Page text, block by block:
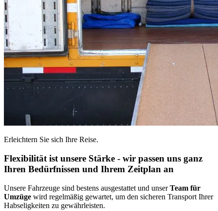
Erleichtern Sie sich Ihre Reise.
Flexibilität ist unsere Stärke - wir passen uns ganz
Ihren Bedürfnissen und Ihrem Zeitplan an
Unsere Fahrzeuge sind bestens ausgestattet und unserTeam für
Umzüge wird regelmäßig gewartet, um den sicheren Transport Ihrer
Habseligkeiten zu gewährleisten.